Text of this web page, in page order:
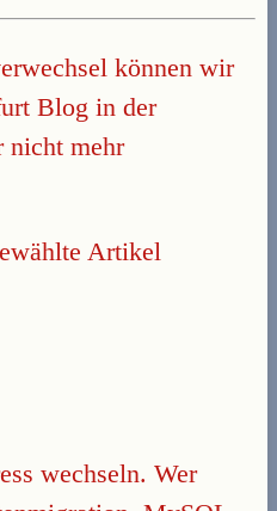
können wir
Blog in der
nicht mehr
Artikel
wechseln. Wer